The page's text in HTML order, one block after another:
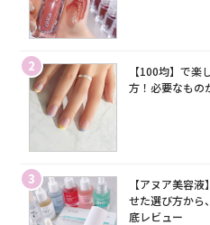
2
【100均】で楽
方！必要なもの
3
【アヌア美容
せた選び方から
底レビュー